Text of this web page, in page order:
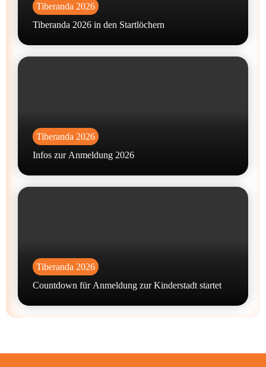
Tiberanda 2026
Tiberanda 2026 in den Startlöchern
Tiberanda 2026
Infos zur Anmeldung 2026
Tiberanda 2026
Countdown für Anmeldung zur Kinderstadt startet